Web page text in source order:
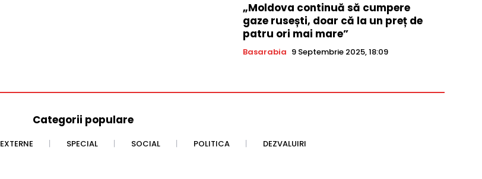
„Moldova continuă să cumpere
gaze rusești, doar că la un preț de
patru ori mai mare”
Basarabia 9 Septembrie 2025, 18:09
Categorii populare
EXTERNE SPECIAL SOCIAL POLITICA DEZVALUIRI